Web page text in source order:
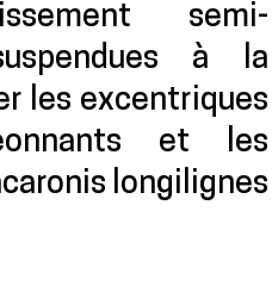
semi-
à la
les excentriques
et les
longilignes